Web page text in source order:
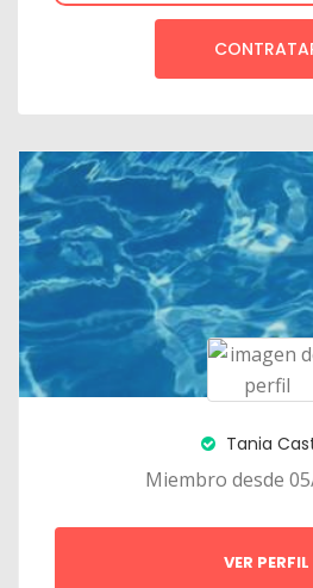
Tania
Miembro desde
VER PERFIL